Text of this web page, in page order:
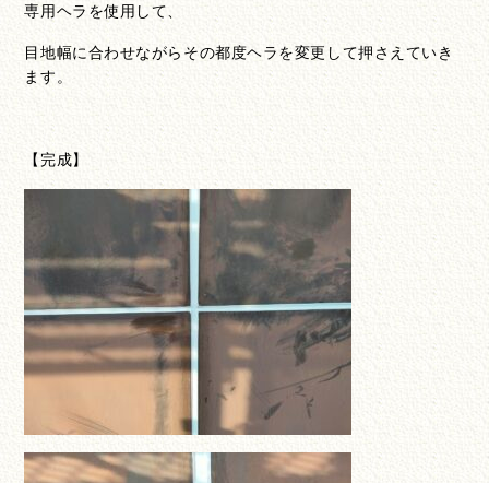
専用ヘラを使用して、
目地幅に合わせながらその都度ヘラを変更して押さえていき
ます。
【完成】